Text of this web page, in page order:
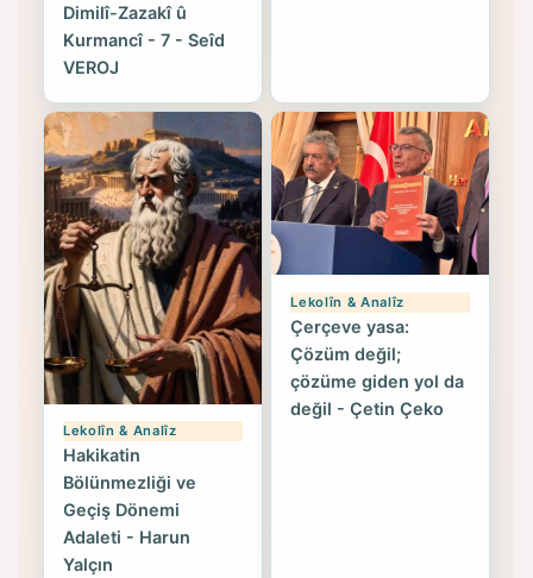
Dimilî-Zazakî û
Kurmancî - 7 - Seîd
VEROJ
Lekolîn & Analîz
Hakikatin
Bölünmezliği ve
Geçiş Dönemi
Adaleti - Harun
Yalçın
Lekolîn & Analîz
Çerçeve yasa:
Çözüm değil;
çözüme giden yol da
değil - Çetin Çeko